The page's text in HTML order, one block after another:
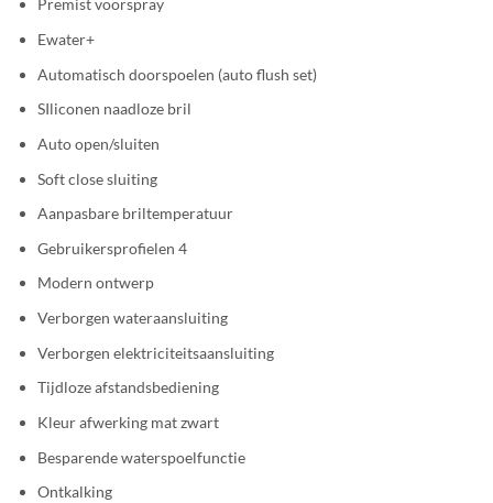
Premist voorspray
Ewater+
Automatisch doorspoelen (auto flush set)
SIliconen naadloze bril
Auto open/sluiten
Soft close sluiting
Aanpasbare briltemperatuur
Gebruikersprofielen 4
Modern ontwerp
Verborgen wateraansluiting
Verborgen elektriciteitsaansluiting
Tijdloze afstandsbediening
Kleur afwerking mat zwart
Besparende waterspoelfunctie
Ontkalking